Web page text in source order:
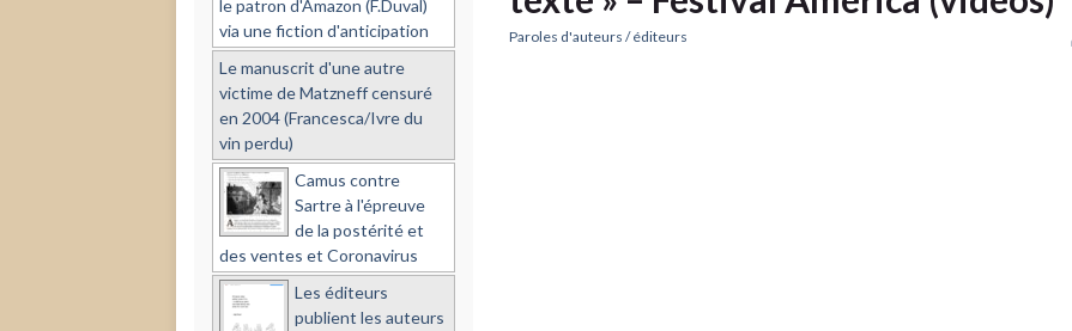
Paroles d'auteurs / éditeurs
le patron d'Amazon (F.Duval)
via une fiction d'anticipation
Le manuscrit d'une autre
victime de Matzneff censuré
en 2004 (Francesca/Ivre du
vin perdu)
Camus contre
Sartre à l'épreuve
de la postérité et
des ventes et Coronavirus
Les éditeurs
publient les auteurs